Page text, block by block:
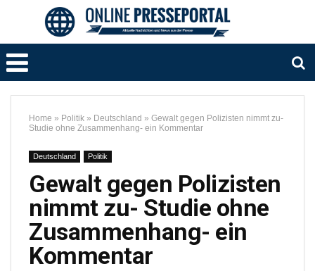
Home » Politik » Deutschland » Gewalt gegen Polizisten nimmt zu-
Studie ohne Zusammenhang- ein Kommentar
Deutschland Politik
Gewalt gegen Polizisten
nimmt zu- Studie ohne
Zusammenhang- ein
Kommentar